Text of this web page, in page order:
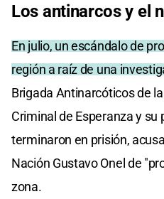
Los antinarcos y el
En julio, un escándalo de
región a raíz de una
Brigada Antinarcóticos de
Criminal de Esperanza y su
terminaron en prisión,
Nación Gustavo Onel de
zona.